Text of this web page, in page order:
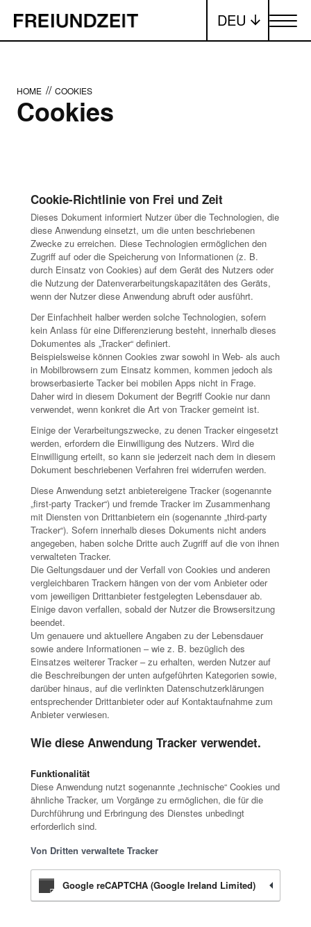
DEU Menü
HOME // COOKIES
Cookies
Cookie-Richtlinie von Frei und Zeit
Dieses Dokument informiert Nutzer über die Technologien, die
diese Anwendung einsetzt, um die unten beschriebenen
Zwecke zu erreichen. Diese Technologien ermöglichen den
Zugriff auf oder die Speicherung von Informationen (z. B.
durch Einsatz von Cookies) auf dem Gerät des Nutzers oder
die Nutzung der Datenverarbeitungskapazitäten des Geräts,
wenn der Nutzer diese Anwendung abruft oder ausführt.
Der Einfachheit halber werden solche Technologien, sofern
kein Anlass für eine Differenzierung besteht, innerhalb dieses
Dokumentes als „Tracker“ definiert.
Beispielsweise können Cookies zwar sowohl in Web- als auch
in Mobilbrowsern zum Einsatz kommen, kommen jedoch als
browserbasierte Tacker bei mobilen Apps nicht in Frage.
Daher wird in diesem Dokument der Begriff Cookie nur dann
verwendet, wenn konkret die Art von Tracker gemeint ist.
Einige der Verarbeitungszwecke, zu denen Tracker eingesetzt
werden, erfordern die Einwilligung des Nutzers. Wird die
Einwilligung erteilt, so kann sie jederzeit nach dem in diesem
Dokument beschriebenen Verfahren frei widerrufen werden.
Diese Anwendung setzt anbietereigene Tracker (sogenannte
„first-party Tracker“) und fremde Tracker im Zusammenhang
mit Diensten von Drittanbietern ein (sogenannte „third-party
Tracker“). Sofern innerhalb dieses Dokuments nicht anders
angegeben, haben solche Dritte auch Zugriff auf die von ihnen
verwalteten Tracker.
Die Geltungsdauer und der Verfall von Cookies und anderen
vergleichbaren Trackern hängen von der vom Anbieter oder
vom jeweiligen Drittanbieter festgelegten Lebensdauer ab.
Einige davon verfallen, sobald der Nutzer die Browsersitzung
beendet.
Um genauere und aktuellere Angaben zu der Lebensdauer
sowie andere Informationen – wie z. B. bezüglich des
Einsatzes weiterer Tracker – zu erhalten, werden Nutzer auf
die Beschreibungen der unten aufgeführten Kategorien sowie,
darüber hinaus, auf die verlinkten Datenschutzerklärungen
entsprechender Drittanbieter oder auf Kontaktaufnahme zum
Anbieter verwiesen.
Wie diese Anwendung Tracker verwendet.
Funktionalität
Diese Anwendung nutzt sogenannte „technische“ Cookies und
ähnliche Tracker, um Vorgänge zu ermöglichen, die für die
Durchführung und Erbringung des Dienstes unbedingt
erforderlich sind.
Von Dritten verwaltete Tracker
Google reCAPTCHA (Google Ireland Limited)